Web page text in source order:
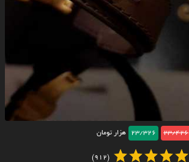
23/426
23/326 هزار تومان
(912)